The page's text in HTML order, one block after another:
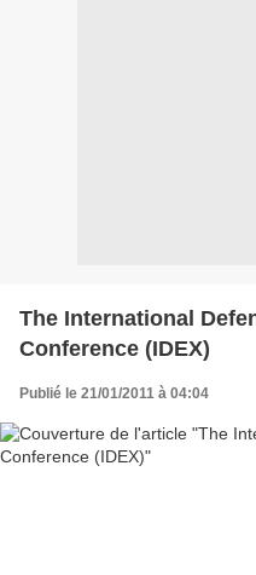
The International
Conference (IDEX)
Publié le 21/01/2011 à 04:04